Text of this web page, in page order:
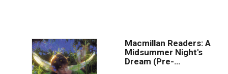
Macmillan Readers: A
Midsummer Night's
Dream (Pre-